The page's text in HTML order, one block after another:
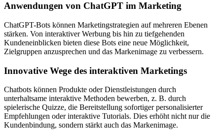
Anwendungen von ChatGPT im Marketing
ChatGPT-Bots können Marketingstrategien auf mehreren Ebenen
stärken. Von interaktiver Werbung bis hin zu tiefgehenden
Kundeneinblicken bieten diese Bots eine neue Möglichkeit,
Zielgruppen anzusprechen und das Markenimage zu verbessern.
Innovative Wege des interaktiven Marketings
Chatbots können Produkte oder Dienstleistungen durch
unterhaltsame interaktive Methoden bewerben, z. B. durch
spielerische Quizze, die Bereitstellung sofortiger personalisierter
Empfehlungen oder interaktive Tutorials. Dies erhöht nicht nur die
Kundenbindung, sondern stärkt auch das Markenimage.